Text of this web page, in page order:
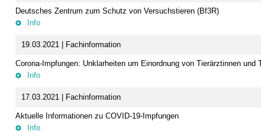
Deutsches Zentrum zum Schutz von Versuchstieren (Bf3R)
Info
19.03.2021 | Fachinformation
Corona-Impfungen: Unklarheiten um Einordnung von Tierärztinnen und
Info
17.03.2021 | Fachinformation
Aktuelle Informationen zu COVID-19-Impfungen
Info